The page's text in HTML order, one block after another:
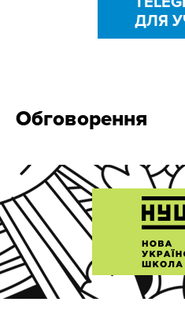
ДЛЯ
Обговорення